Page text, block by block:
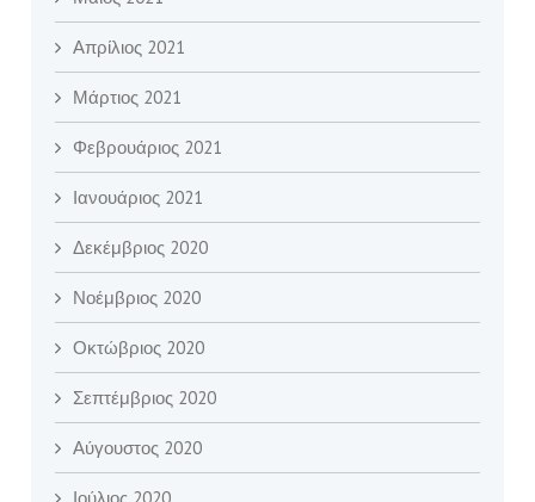
Απρίλιος 2021
Μάρτιος 2021
Φεβρουάριος 2021
Ιανουάριος 2021
Δεκέμβριος 2020
Νοέμβριος 2020
Οκτώβριος 2020
Σεπτέμβριος 2020
Αύγουστος 2020